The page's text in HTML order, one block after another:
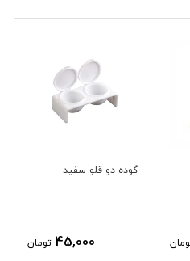
گوده دو قلو سفید
45,000 تومان